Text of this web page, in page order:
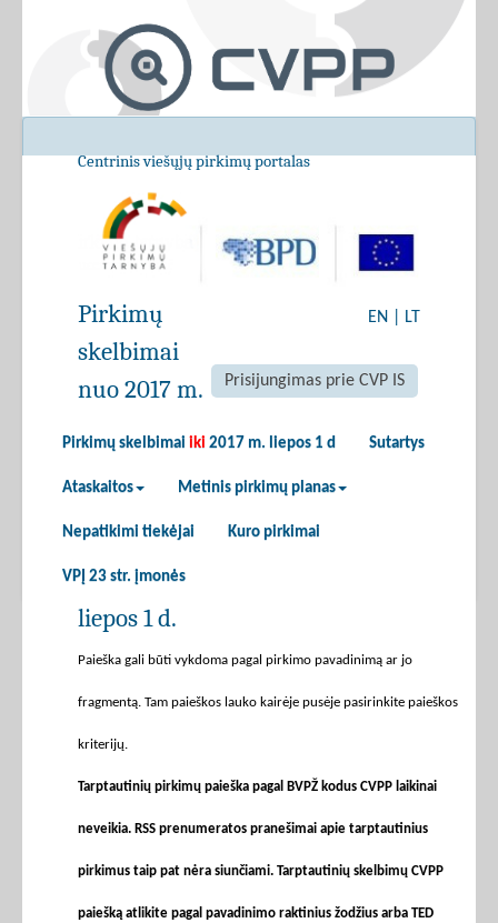
Centrinis viešųjų pirkimų portalas
EN LT
Prisijungimas prie CVP IS
Pirkimų skelbimai iki 2017 m. liepos 1 d Sutartys
Ataskaitos Metinis pirkimų planas
Nepatikimi tiekėjai Kuro pirkimai
VPĮ 23 str. įmonės
Pirkimų
skelbimai
nuo 2017 m.
liepos 1 d.
Paieška gali būti vykdoma pagal pirkimo pavadinimą ar jo
fragmentą. Tam paieškos lauko kairėje pusėje pasirinkite paieškos
kriterijų.
Tarptautinių pirkimų paieška pagal BVPŽ kodus CVPP laikinai
neveikia. RSS prenumeratos pranešimai apie tarptautinius
pirkimus taip pat nėra siunčiami. Tarptautinių skelbimų CVPP
paiešką atlikite pagal pavadinimo raktinius žodžius arba TED